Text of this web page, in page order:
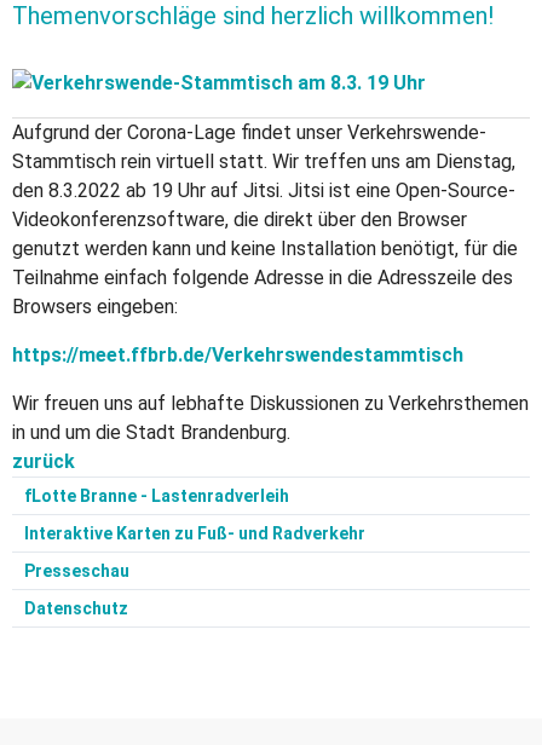
Themenvorschläge sind herzlich willkommen!
Aufgrund der Corona-Lage findet unser Verkehrswende-
Stammtisch rein virtuell statt. Wir treffen uns am Dienstag,
den 8.3.2022 ab 19 Uhr auf Jitsi. Jitsi ist eine Open-Source-
Videokonferenzsoftware, die direkt über den Browser
genutzt werden kann und keine Installation benötigt, für die
Teilnahme einfach folgende Adresse in die Adresszeile des
Browsers eingeben:
https://meet.ffbrb.de/Verkehrswendestammtisch
Wir freuen uns auf lebhafte Diskussionen zu Verkehrsthemen
in und um die Stadt Brandenburg.
zurück
fLotte Branne - Lastenradverleih
Interaktive Karten zu Fuß- und Radverkehr
Presseschau
Datenschutz